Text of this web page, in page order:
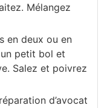
Mélangez
en deux ou en
petit bol et
Salez et poivrez
d’avocat